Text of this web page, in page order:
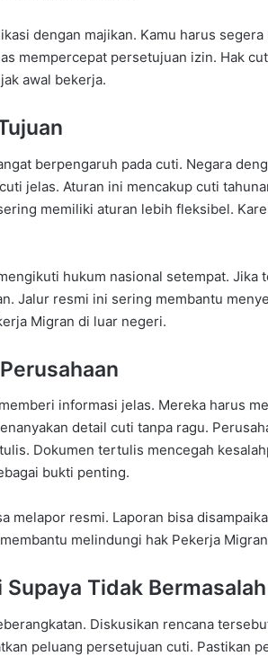
dengan majikan. Kamu harus segera
mempercepat persetujuan izin. Hak
awal bekerja.
berpengaruh pada cuti. Negara
jelas. Aturan ini mencakup cuti
memiliki aturan lebih fleksibel.
hukum nasional setempat. Jika
Jalur resmi ini sering membantu
Migran di luar negeri.
informasi jelas. Mereka harus
detail cuti tanpa ragu.
Dokumen tertulis mencegah
bukti penting.
melapor resmi. Laporan bisa
melindungi hak Pekerja
Tidak Bermasalah
Diskusikan rencana
peluang persetujuan cuti. Pastikan